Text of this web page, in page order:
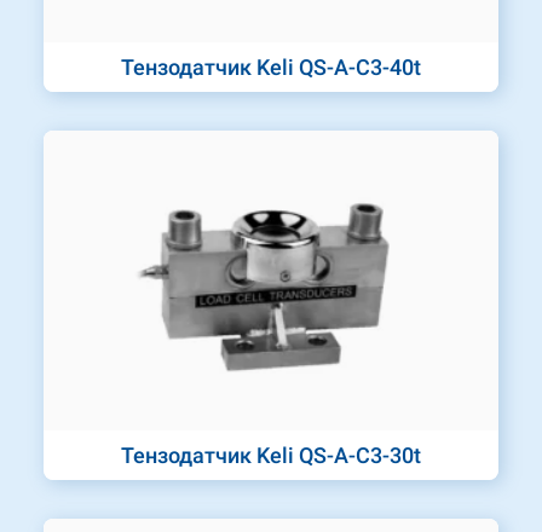
Тензодатчик Keli QS-A-C3-40t
Тензодатчик Keli QS-A-C3-30t